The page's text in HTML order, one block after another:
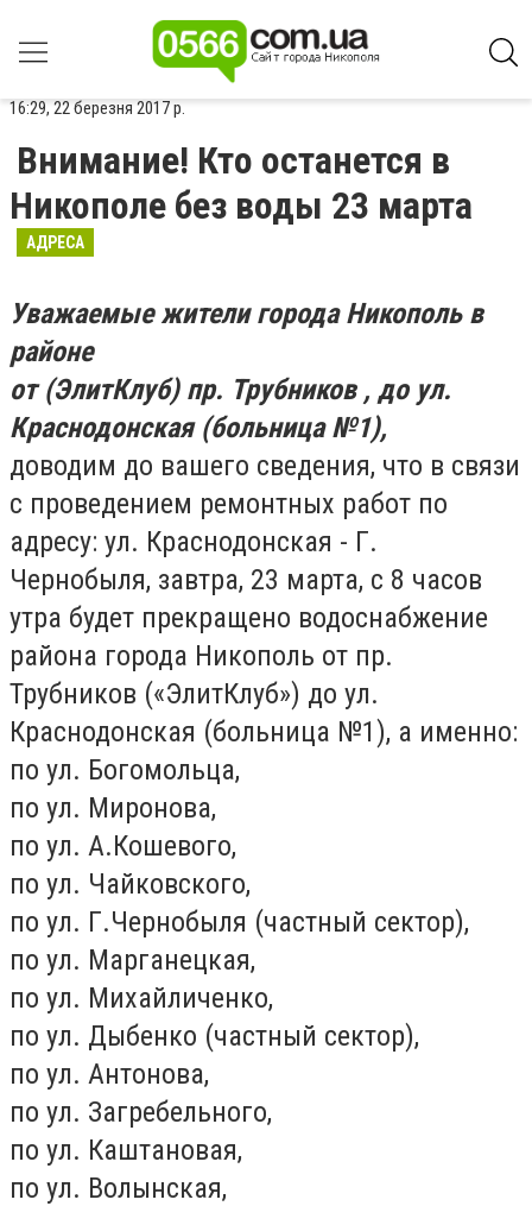
16:29, 22 березня 2017 р.
Внимание! Кто останется в
Никополе без воды 23 марта
АДРЕСА
Уважаемые жители города Никополь в
районе
от (ЭлитКлуб) пр. Трубников , до ул.
Краснодонская (больница №1),
доводим до вашего сведения, что в связи
с проведением ремонтных работ по
адресу: ул. Краснодонская - Г.
Чернобыля, завтра, 23 марта, с 8 часов
утра будет прекращено водоснабжение
района города Никополь от пр.
Трубников («ЭлитКлуб») до ул.
Краснодонская (больница №1), а именно:
по ул. Богомольца,
по ул. Миронова,
по ул. А.Кошевого,
по ул. Чайковского,
по ул. Г.Чернобыля (частный сектор),
по ул. Марганецкая,
по ул. Михайличенко,
по ул. Дыбенко (частный сектор),
по ул. Антонова,
по ул. Загребельного,
по ул. Каштановая,
по ул. Волынская,